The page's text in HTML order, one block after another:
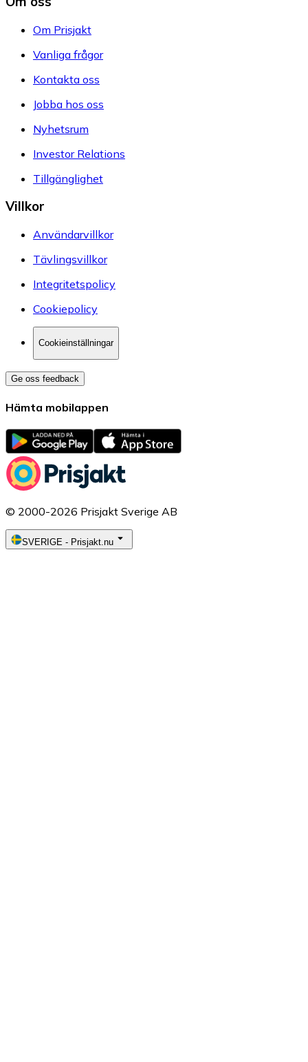
Om Prisjakt
Vanliga frågor
Kontakta oss
Jobba hos oss
Nyhetsrum
Investor Relations
Tillgänglighet
Villkor
Användarvillkor
Tävlingsvillkor
Integritetspolicy
Cookiepolicy
Cookieinställningar
Ge oss feedback
Hämta mobilappen
© 2000-2026 Prisjakt Sverige AB
SVERIGE - Prisjakt.nu